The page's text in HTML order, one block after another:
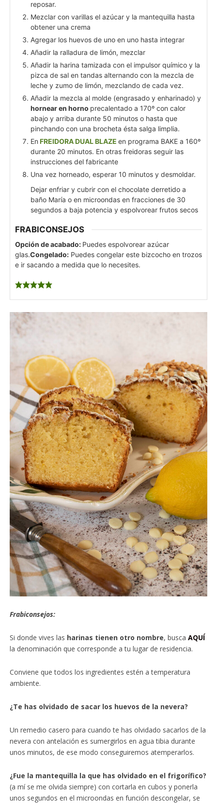
reposar.
Mezclar con varillas el azúcar y la mantequilla hasta
obtener una crema
Agregar los huevos de uno en uno hasta integrar
Añadir la ralladura de limón, mezclar
Añadir la harina tamizada con el impulsor químico y la
pizca de sal en tandas alternando con la mezcla de
leche y zumo de limón, mezclando de cada vez.
Añadir la mezcla al molde (engrasado y enharinado) y
hornear en horno precalentado a 170º con calor
abajo y arriba durante 50 minutos o hasta que
pinchando con una brocheta ésta salga limplia.
En FREIDORA DUAL BLAZE en programa BAKE a 160º
durante 20 minutos. En otras freidoras seguir las
instrucciones del fabricante
Una vez horneado, esperar 10 minutos y desmoldar.
Dejar enfriar y cubrir con el chocolate derretido a
baño María o en microondas en fracciones de 30
segundos a baja potencia y espolvorear frutos secos
FRABICONSEJOS
Opción de acabado: Puedes espolvorear azúcar
glas.Congelado: Puedes congelar este bizcocho en trozos
e ir sacando a medida que lo necesites.
Frabiconsejos:
Si donde vives las harinas tienen otro nombre, busca AQUÍ
la denominación que corresponde a tu lugar de residencia.
Conviene que todos los ingredientes estén a temperatura
ambiente.
¿Te has olvidado de sacar los huevos de la nevera?
Un remedio casero para cuando te has olvidado sacarlos de la
nevera con antelación es sumergirlos en agua tibia durante
unos minutos, de ese modo conseguiremos atemperarlos.
¿Fue la mantequilla la que has olvidado en el frigorífico?
(a mí se me olvida siempre) con cortarla en cubos y ponerla
unos segundos en el microondas en función descongelar, se